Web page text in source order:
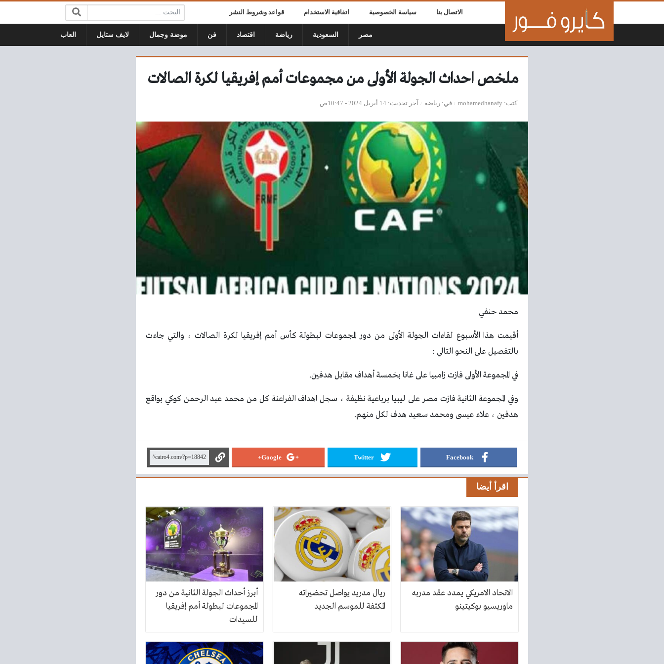
الاتصال بنا سياسة الخصوصية اتفاقية الاستخدام قواعد وشروط النشر البحث:
مصر السعودية رياضة اقتصاد فن موضة وجمال لايف ستايل العاب
ملخص احداث الجولة الأولى من مجموعات أمم إفريقيا لكرة الصالات
كتب mohamedhanafy في رياضة آخر تحديث 14 أبريل 2024 - 10:47ص
محمد حنفي
أقيمت هذا الأسبوع لقاءات الجولة الأولى من دور المجموعات لبطولة كأس أمم إفريقيا لكرة الصالات ، والتي جاءت
بالتفصيل على النحو التالي :
في المجموعة الأولى فازت زامبيا على غانا بخمسة أهداف مقابل هدفين.
وفي المجموعة الثانية فازت مصر على ليبيا برباعية نظيفة ، سجل اهداف الفراعنة كل من محمد عبد الرحمن كوكي بواقع
هدفين ، علاء عيسى ومحمد سعيد هدف لكل منهم.
Facebook
Twitter
Google+
اقرأ أيضا
الاتحاد الامريكي يمدد عقد مدربه
ماوريسيو بوكيتينو
ريال مدريد يواصل تحضيراته
المكثفة للموسم الجديد
أبرز أحداث الجولة الثانية من دور
المجموعات لبطولة أمم إفريقيا
للسيدات